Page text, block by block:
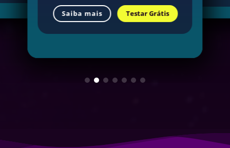
Saiba mais Testar Grátis